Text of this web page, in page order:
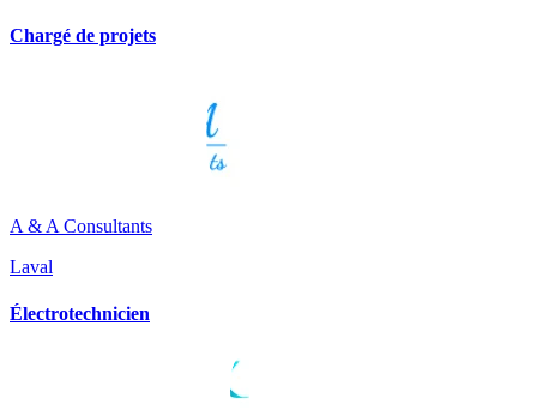
Chargé de projets
A & A Consultants
Laval
Électrotechnicien